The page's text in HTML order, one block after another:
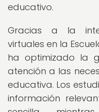
educativo.
Gracias a la
virtuales en la
ha optimizado la
atención a las
educativa. Los
información